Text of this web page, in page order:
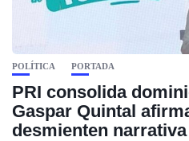
POLÍTICA PORTADA
PRI consolida
Gaspar Quintal
desmienten